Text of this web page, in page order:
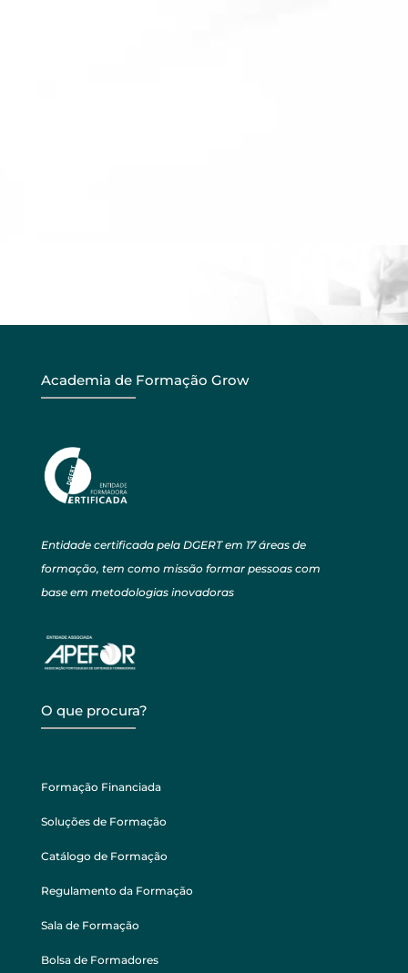
Academia de Formação Grow
Entidade certificada pela DGERT em 17 áreas de
formação, tem como missão formar pessoas com
base em metodologias inovadoras
O que procura?
Formação Financiada
Soluções de Formação
Catálogo de Formação
Regulamento da Formação
Sala de Formação
Bolsa de Formadores